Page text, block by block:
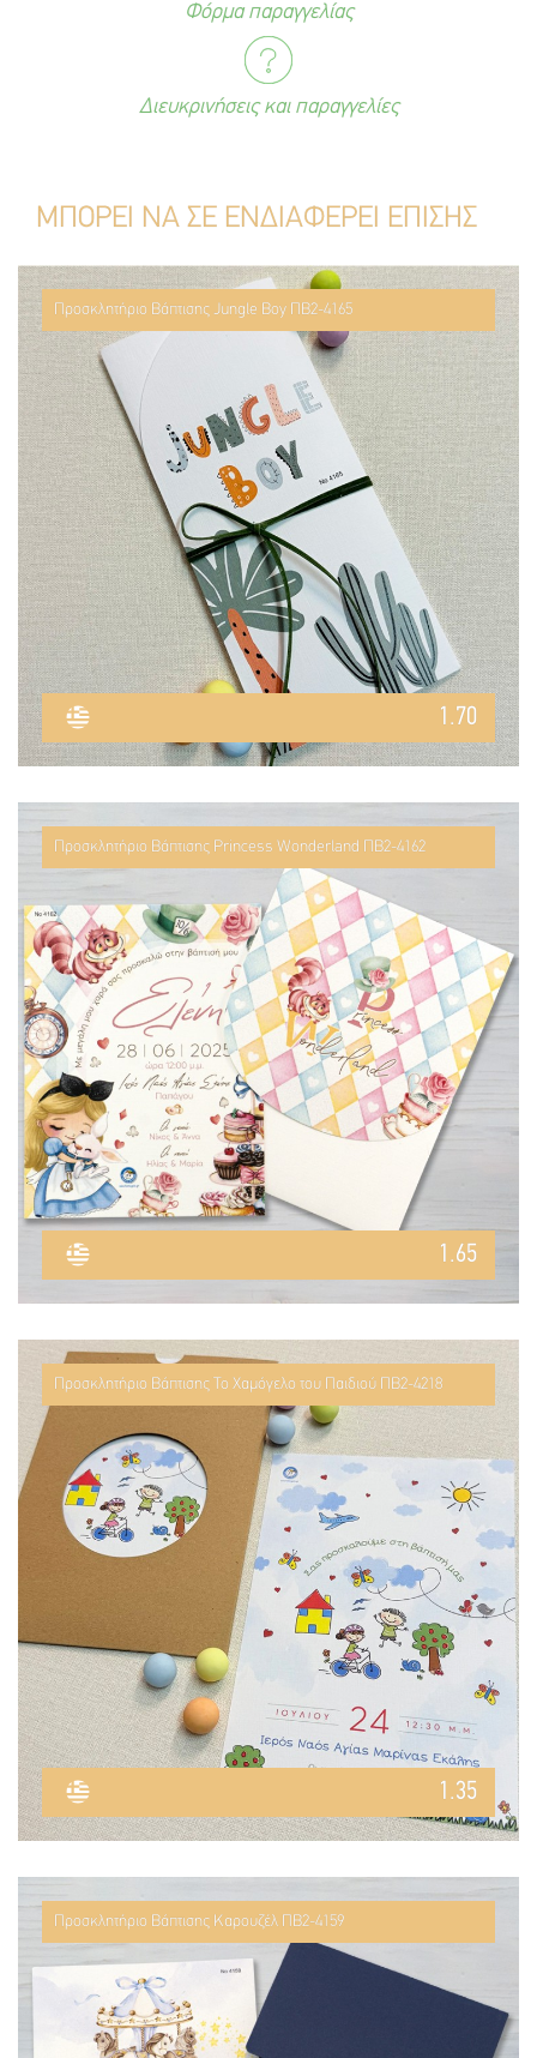
Φόρμα παραγγελίας
Διευκρινήσεις και παραγγελίες
ΜΠΟΡΕΙ ΝΑ ΣΕ ΕΝΔΙΑΦΕΡΕΙ ΕΠΙΣΗΣ
Προσκλητήριο Βάπτισης Jungle Boy ΠΒ2-4165
1.70
Προσκλητήριο Βάπτισης Princess Wonderland ΠΒ2-4162
1.65
Προσκλητήριο Βάπτισης Το Χαμόγελο του Παιδιού ΠΒ2-4218
1.35
Προσκλητήριο Βάπτισης Καρουζέλ ΠΒ2-4159